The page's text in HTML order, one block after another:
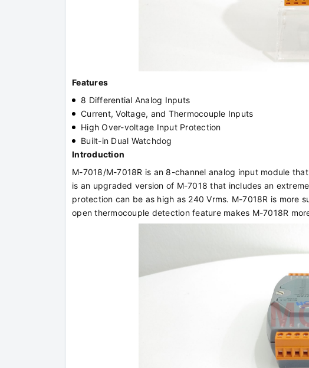
Features
8 Differential Analog Inputs
Current, Voltage, and Thermocouple Inputs
High Over-voltage Input Protection
Built-in Dual Watchdog
Introduction
M-7018/M-7018R is an 8-channel analog input module
is an upgraded version of M-7018 that includes an
protection can be as high as 240 Vrms. M-7018R is more
open thermocouple detection feature makes M-7018R